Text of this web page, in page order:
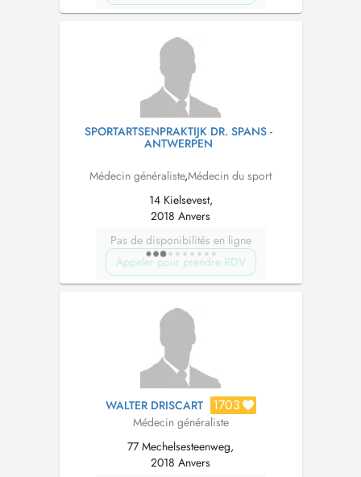
SPORTARTSENPRAKTIJK DR. SPANS -
ANTWERPEN
Médecin généraliste,Médecin du sport
14 Kielsevest,
2018 Anvers
Pas de disponibilités en ligne
Appeler pour prendre RDV
WALTER DRISCART 1703
Médecin généraliste
77 Mechelsesteenweg,
2018 Anvers